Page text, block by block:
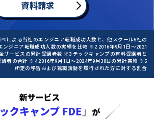
資料請求
による当社のエンジニア転職成功人数と、他スクール5社の
ンジニア転職成功人数の実績を比較 ※2 2016年9月1日〜2021
サービスの累計受講者数 ※3 テックキャンプの有料受講者と
者の合計 ※4 2016年9月1日〜2024年9月30日の累計実績 ※5
所定の学習および転職活動を履行された方に対する割合